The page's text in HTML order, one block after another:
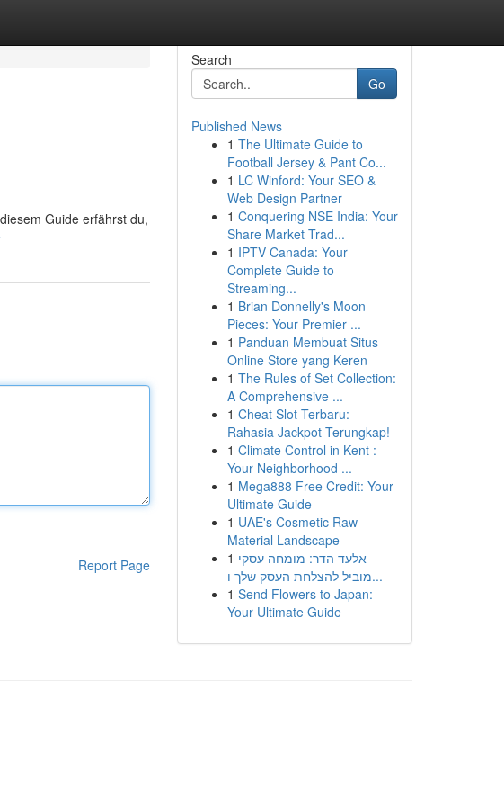
Guide erfährst du,
Report Page
Search
Go
Published News
1 The Ultimate Guide to
Football Jersey & Pant Co...
1 LC Winford: Your SEO &
Web Design Partner
1 Conquering NSE India: Your
Share Market Trad...
1 IPTV Canada: Your
Complete Guide to
Streaming...
1 Brian Donnelly's Moon
Pieces: Your Premier ...
1 Panduan Membuat Situs
Online Store yang Keren
1 The Rules of Set Collection:
A Comprehensive ...
1 Cheat Slot Terbaru:
Rahasia Jackpot Terungkap!
1 Climate Control in Kent :
Your Neighborhood ...
1 Mega888 Free Credit: Your
Ultimate Guide
1 UAE's Cosmetic Raw
Material Landscape
1 אלעד הדר: מומחה עסקי
מוביל להצלחת העסק שלך ו...
1 Send Flowers to Japan:
Your Ultimate Guide